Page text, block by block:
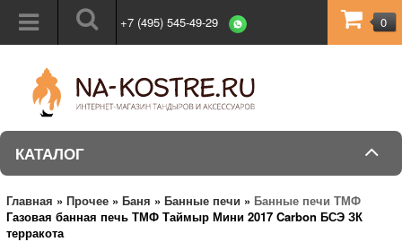
+7 (495) 545-49-29 0
КАТАЛОГ
Главная » Прочее » Баня » Банные печи » Банные печи ТМФ
Газовая банная печь ТМФ Таймыр Мини 2017 Carbon БСЭ ЗК
терракота